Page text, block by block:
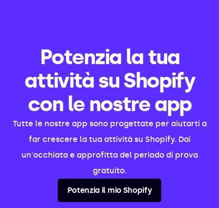
Potenzia la tua
attività su Shopify
con le nostre app
Tutte le nostre app sono progettate per aiutarti a
far crescere la tua attività su Shopify. Dai
un'occhiata e approfitta del periodo di prova
gratuito.
Potenzia il mio Shopify